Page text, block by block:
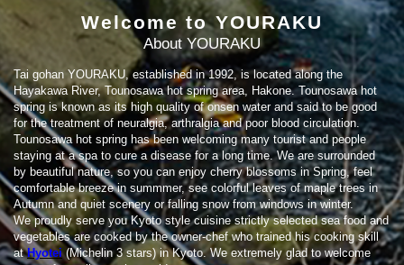
Welcome to YOURAKU
About YOURAKU
Tai gohan YOURAKU, established in 1992, is located along the
Hayakawa River, Tounosawa hot spring area, Hakone. Tounosawa hot
spring is known as its high quality of onsen water and said to be good
for the treatment of neuralgia, arthralgia and poor blood circulation.
Tounosawa hot spring has been welcoming many tourist and people
staying at a spa to cure a disease for a long time. We are surrounded
by beautiful nature, so you can enjoy cherry blossoms in Spring, feel
comfortable breeze in summmer, see colorful leaves of maple trees in
Autumn and quiet scenery or falling snow from windows in winter.
We proudly serve you Kyoto style cuisine strictly selected sea food and
vegetables are cooked by the owner-chef who trained his cooking skill
atHyotei(Michelin 3 stars) in Kyoto. We extremely glad to welcome